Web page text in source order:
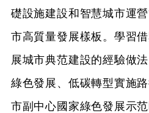
礎設施建設和智慧城市運
市高質量發展樣板。學習
展城市典范建設的經驗做
綠色發展、低碳轉型實施
市副中心國家綠色發展示